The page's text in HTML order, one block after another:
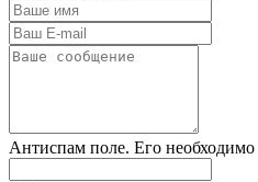
Антиспам поле. Его необходимо